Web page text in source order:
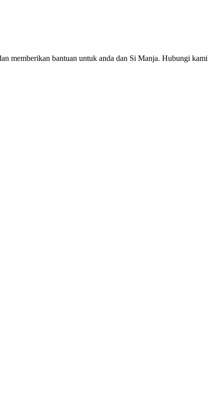
memberikan bantuan untuk anda dan Si Manja. Hubungi kami